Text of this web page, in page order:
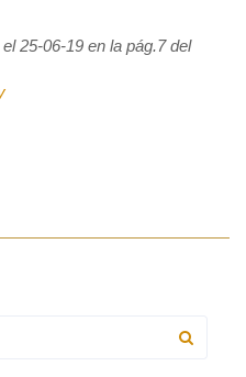
25-06-19 en la pág.7 del